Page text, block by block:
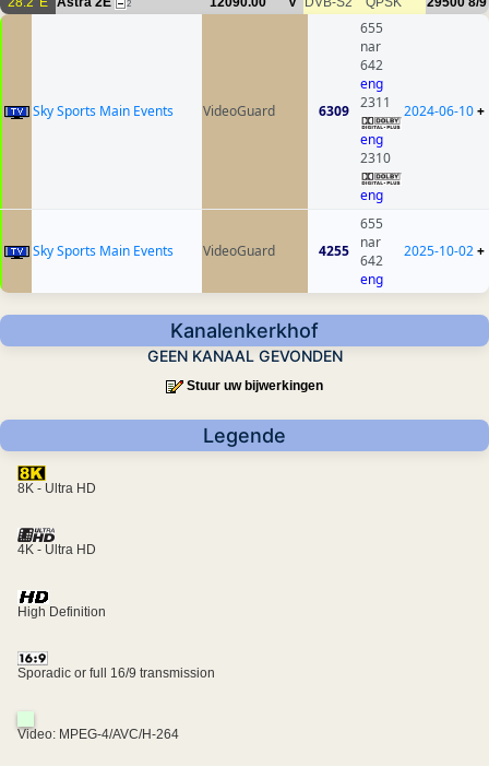
2
Sky Sports Main Events VideoGuard 6309
655
nar
642
eng
2311
eng
2310
eng
2024-06-10+
Sky Sports Main Events VideoGuard 4255
655
nar
642
eng
2025-10-02+
Kanalenkerkhof
GEEN KANAAL GEVONDEN
Stuur uw bijwerkingen
Legende
8K - Ultra HD
4K - Ultra HD
High Definition
Sporadic or full 16/9 transmission
Video: MPEG-4/AVC/H-264